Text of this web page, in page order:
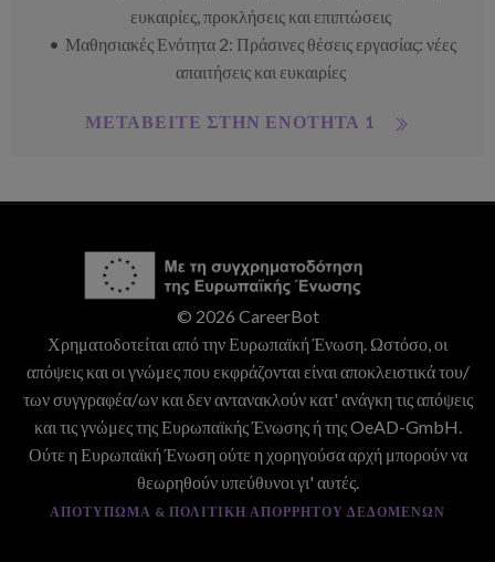
ευκαιρίες, προκλήσεις και επιπτώσεις
Μαθησιακές Ενότητα 2: Πράσινες θέσεις εργασίας: νέες
απαιτήσεις και ευκαιρίες
ΜΕΤΑΒΕΊΤΕ ΣΤΗΝ ΕΝΌΤΗΤΑ 1
© 2026 CareerBot
Χρηματοδοτείται από την Ευρωπαϊκή Ένωση. Ωστόσο, οι
απόψεις και οι γνώμες που εκφράζονται είναι αποκλειστικά του/
των συγγραφέα/ων και δεν αντανακλούν κατ' ανάγκη τις απόψεις
και τις γνώμες της Ευρωπαϊκής Ένωσης ή της OeAD-GmbH.
Ούτε η Ευρωπαϊκή Ένωση ούτε η χορηγούσα αρχή μπορούν να
θεωρηθούν υπεύθυνοι γι' αυτές.
ΑΠΟΤΎΠΩΜΑ & ΠΟΛΙΤΙΚΉ ΑΠΟΡΡΉΤΟΥ ΔΕΔΟΜΈΝΩΝ